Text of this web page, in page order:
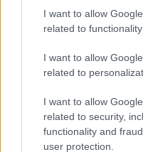
I want to allow
related to
I want to allow
related to
I want to allow
related to security,
functionality and
user protection.
Association, Greece
υπηρεσία ΤΣΕΚ της
προλαμβάνονται
επιχείρηση έρχεται
πιστωτικό κίνδυνο.
θωράκιση από
να έχει